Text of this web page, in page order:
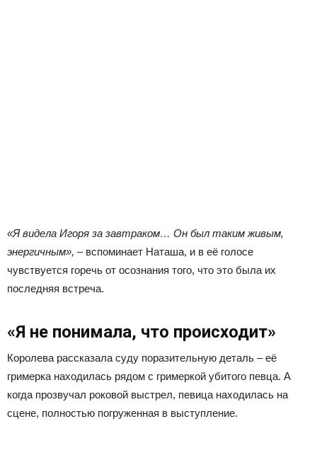
«Я видела Игоря за завтраком… Он был таким живым,
энергичным», – вспоминает Наташа, и в её голосе
чувствуется горечь от осознания того, что это была их
последняя встреча.
«Я не понимала, что происходит»
Королева рассказала суду поразительную деталь – её
гримерка находилась рядом с гримеркой убитого певца. А
когда прозвучал роковой выстрел, певица находилась на
сцене, полностью погруженная в выступление.